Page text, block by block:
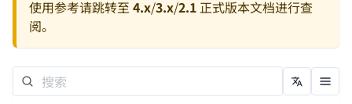
使用参考请跳转至 4.x/3.x/2.1正式版本文档进行查
阅。